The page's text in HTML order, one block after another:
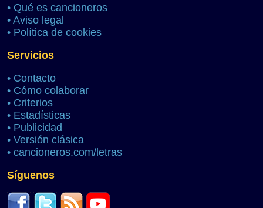
• Qué es cancioneros
• Aviso legal
• Política de cookies
Servicios
• Contacto
• Cómo colaborar
• Criterios
• Estadísticas
• Publicidad
• Versión clásica
• cancioneros.com/letras
Síguenos